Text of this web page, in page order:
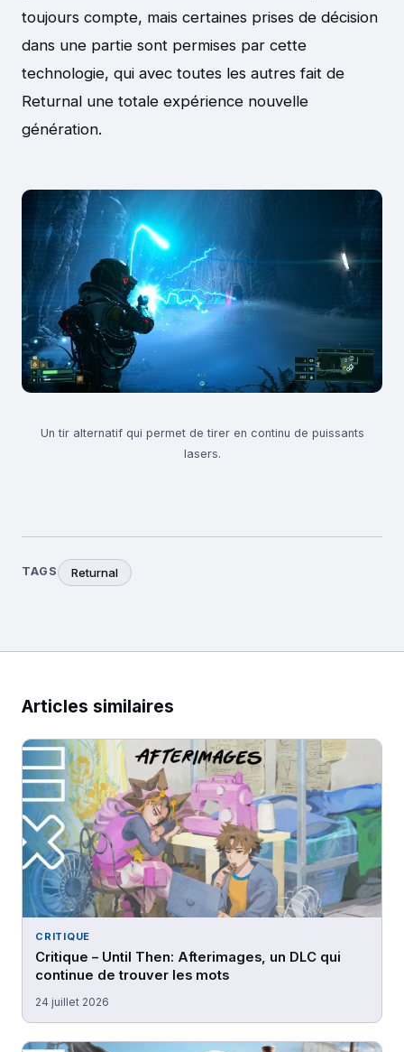
toujours compte, mais certaines prises de décision
dans une partie sont permises par cette
technologie, qui avec toutes les autres fait de
Returnal une totale expérience nouvelle
génération.
Un tir alternatif qui permet de tirer en continu de puissants
lasers.
TAGS Returnal
Articles similaires
CRITIQUE
Critique – Until Then: Afterimages, un DLC qui
continue de trouver les mots
24 juillet 2026